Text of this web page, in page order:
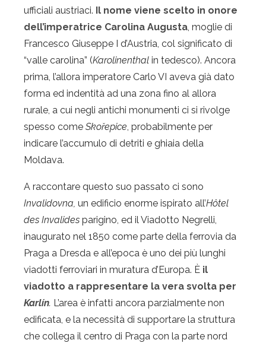
ufficiali austriaci. Il nome viene scelto in onore
dell’imperatrice Carolina Augusta, moglie di
Francesco Giuseppe I d’Austria, col significato di
“valle carolina” (Karolinenthal in tedesco). Ancora
prima, l’allora imperatore Carlo VI aveva già dato
forma ed indentità ad una zona fino al allora
rurale, a cui negli antichi monumenti ci si rivolge
spesso come Skořepice, probabilmente per
indicare l’accumulo di detriti e ghiaia della
Moldava.
A raccontare questo suo passato ci sono
Invalidovna, un edificio enorme ispirato all’Hôtel
des Invalides parigino, ed il Viadotto Negrelli,
inaugurato nel 1850 come parte della ferrovia da
Praga a Dresda e all’epoca è uno dei più lunghi
viadotti ferroviari in muratura d’Europa. È il
viadotto a rappresentare la vera svolta per
Karlín. L’area è infatti ancora parzialmente non
edificata, e la necessità di supportare la struttura
che collega il centro di Praga con la parte nord